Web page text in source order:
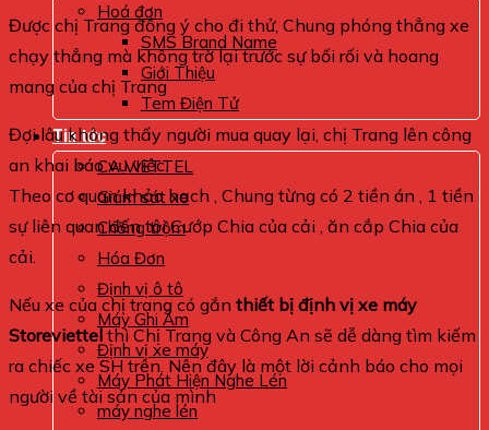
Hoá đơn
SMS Brand Name
Giới Thiệu
Tem Điện Tử
Tin tức
CA VIETTEL
Giám sát xe
Chống trộm
Hóa Đơn
Định vị ô tô
Máy Ghi Âm
Định vị xe máy
Máy Phát Hiện Nghe Lén
máy nghe lén
Được chị Trang đồng ý cho đi thử, Chung phóng thẳng xe
chạy thẳng mà không trờ lại trước sự bối rối và hoang
mang của chị Trang
Đợi lâu không thấy người mua quay lại, chị Trang lên công
an khai báo vụ việc.
Theo cơ quan khảo hạch , Chung từng có 2 tiền án , 1 tiền
sự liên quan đến tội Cướp Chia của cải , ăn cắp Chia của
cải.
Nếu xe của chị trang có gắn thiết bị định vị xe máy
Storeviettelthì Chị Trang và Công An sẽ dễ dàng tìm kiếm
ra chiếc xe SH trên. Nên đây là một lời cảnh báo cho mọi
người về tài sản của mình